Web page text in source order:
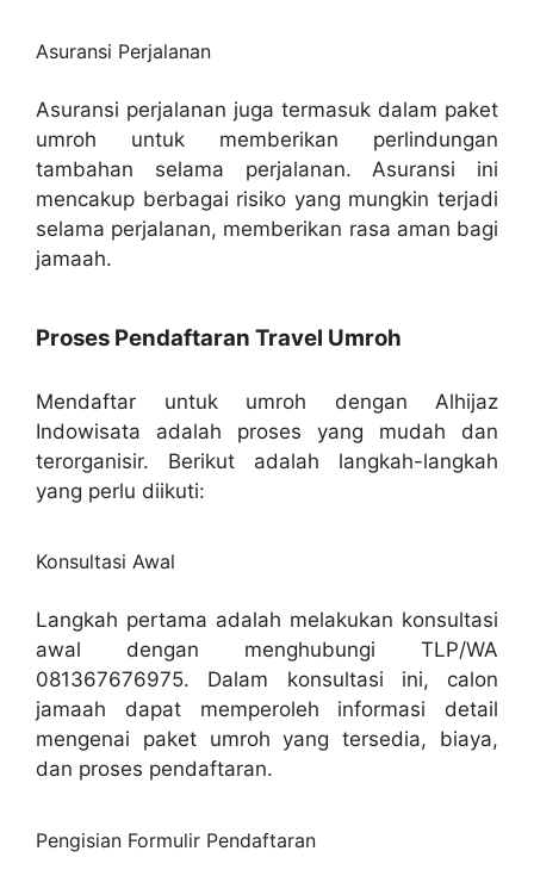
Asuransi Perjalanan
Asuransi perjalanan juga termasuk dalam paket
umroh untuk memberikan perlindungan
tambahan selama perjalanan. Asuransi ini
mencakup berbagai risiko yang mungkin terjadi
selama perjalanan, memberikan rasa aman bagi
jamaah.
Proses Pendaftaran Travel Umroh
Mendaftar untuk umroh dengan Alhijaz
Indowisata adalah proses yang mudah dan
terorganisir. Berikut adalah langkah-langkah
yang perlu diikuti:
Konsultasi Awal
Langkah pertama adalah melakukan konsultasi
awal dengan menghubungi TLP/WA
081367676975. Dalam konsultasi ini, calon
jamaah dapat memperoleh informasi detail
mengenai paket umroh yang tersedia, biaya,
dan proses pendaftaran.
Pengisian Formulir Pendaftaran